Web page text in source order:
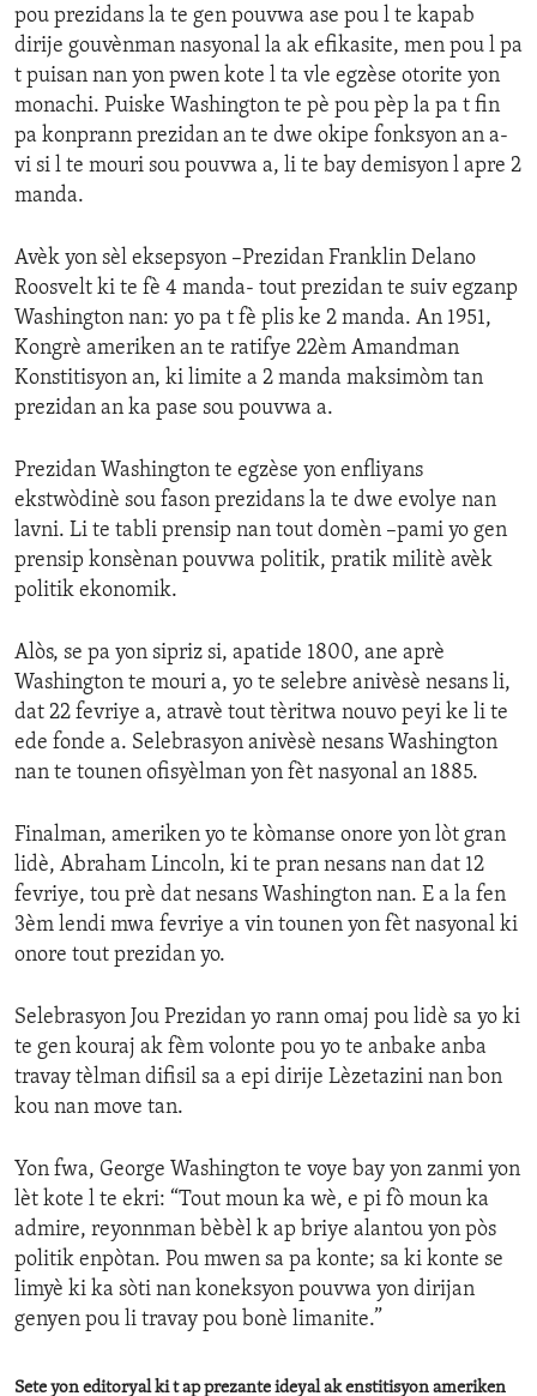
pou prezidans la te gen pouvwa ase pou l te kapab
dirije gouvènman nasyonal la ak efikasite, men pou l pa
t puisan nan yon pwen kote l ta vle egzèse otorite yon
monachi. Puiske Washington te pè pou pèp la pa t fin
pa konprann prezidan an te dwe okipe fonksyon an a-
vi si l te mouri sou pouvwa a, li te bay demisyon l apre 2
manda.
Avèk yon sèl eksepsyon –Prezidan Franklin Delano
Roosvelt ki te fè 4 manda- tout prezidan te suiv egzanp
Washington nan: yo pa t fè plis ke 2 manda. An 1951,
Kongrè ameriken an te ratifye 22èm Amandman
Konstitisyon an, ki limite a 2 manda maksimòm tan
prezidan an ka pase sou pouvwa a.
Prezidan Washington te egzèse yon enfliyans
ekstwòdinè sou fason prezidans la te dwe evolye nan
lavni. Li te tabli prensip nan tout domèn –pami yo gen
prensip konsènan pouvwa politik, pratik militè avèk
politik ekonomik.
Alòs, se pa yon sipriz si, apatide 1800, ane aprè
Washington te mouri a, yo te selebre anivèsè nesans li,
dat 22 fevriye a, atravè tout tèritwa nouvo peyi ke li te
ede fonde a. Selebrasyon anivèsè nesans Washington
nan te tounen ofisyèlman yon fèt nasyonal an 1885.
Finalman, ameriken yo te kòmanse onore yon lòt gran
lidè, Abraham Lincoln, ki te pran nesans nan dat 12
fevriye, tou prè dat nesans Washington nan. E a la fen
3èm lendi mwa fevriye a vin tounen yon fèt nasyonal ki
onore tout prezidan yo.
Selebrasyon Jou Prezidan yo rann omaj pou lidè sa yo ki
te gen kouraj ak fèm volonte pou yo te anbake anba
travay tèlman difisil sa a epi dirije Lèzetazini nan bon
kou nan move tan.
Yon fwa, George Washington te voye bay yon zanmi yon
lèt kote l te ekri: “Tout moun ka wè, e pi fò moun ka
admire, reyonnman bèbèl k ap briye alantou yon pòs
politik enpòtan. Pou mwen sa pa konte; sa ki konte se
limyè ki ka sòti nan koneksyon pouvwa yon dirijan
genyen pou li travay pou bonè limanite.”
Sete yon editoryal ki t ap prezante ideyal ak enstitisyon ameriken